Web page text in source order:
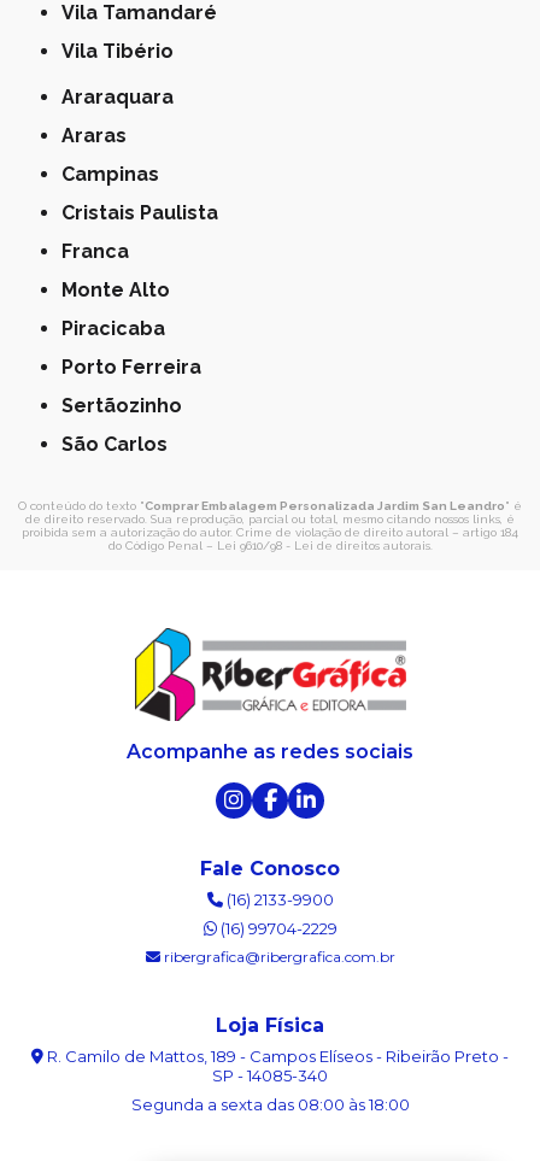
Vila Tamandaré
Vila Tibério
Araraquara
Araras
Campinas
Cristais Paulista
Franca
Monte Alto
Piracicaba
Porto Ferreira
Sertãozinho
São Carlos
O conteúdo do texto "Comprar Embalagem Personalizada Jardim San Leandro" é
de direito reservado. Sua reprodução, parcial ou total, mesmo citando nossos links, é
proibida sem a autorização do autor. Crime de violação de direito autoral – artigo 184
do Código Penal – Lei 9610/98 - Lei de direitos autorais.
Acompanhe as redes sociais
Fale Conosco
(16) 2133-9900
(16) 99704-2229
ribergrafica@ribergrafica.com.br
Loja Física
R. Camilo de Mattos, 189 - Campos Elíseos - Ribeirão Preto -
SP - 14085-340
Segunda a sexta das 08:00 às 18:00